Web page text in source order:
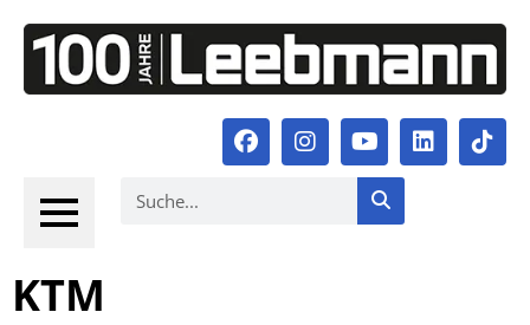
KTM